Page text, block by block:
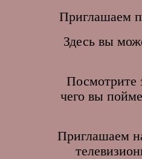
Приглашаем
Здесь вы
Посмотрите
чего вы
Приглашаем